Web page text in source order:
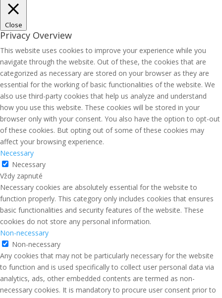
Close
Privacy Overview
This website uses cookies to improve your experience while you
navigate through the website. Out of these, the cookies that are
categorized as necessary are stored on your browser as they are
essential for the working of basic functionalities of the website. We
also use third-party cookies that help us analyze and understand
how you use this website. These cookies will be stored in your
browser only with your consent. You also have the option to opt-out
of these cookies. But opting out of some of these cookies may
affect your browsing experience.
Necessary
Necessary
Vždy zapnuté
Necessary cookies are absolutely essential for the website to
function properly. This category only includes cookies that ensures
basic functionalities and security features of the website. These
cookies do not store any personal information.
Non-necessary
Non-necessary
Any cookies that may not be particularly necessary for the website
to function and is used specifically to collect user personal data via
analytics, ads, other embedded contents are termed as non-
necessary cookies. It is mandatory to procure user consent prior to